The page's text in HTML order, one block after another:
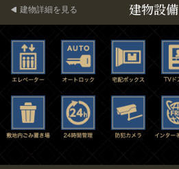
建物設備
建物詳細を見る